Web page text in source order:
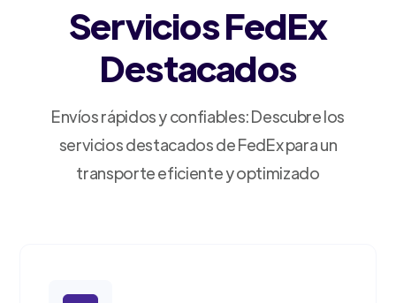
Servicios FedEx
Destacados
Envíos rápidos y confiables: Descubre los
servicios destacados de FedEx para un
transporte eficiente y optimizado